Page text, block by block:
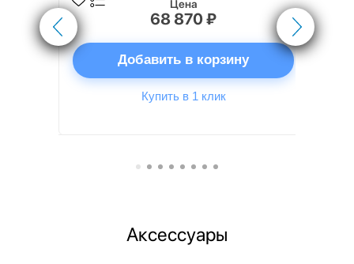
Цена
68 870 ₽
Добавить в корзину
Купить в 1 клик
Аксессуары